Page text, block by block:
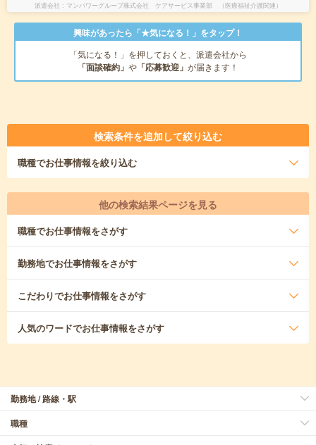
派遣会社 マンパワーグループ株式会社 ケアサービス事業部 （医療福祉介護関連）
興味があったら「★気になる！」をタップ！
「気になる！」を押しておくと、派遣会社から
「面談確約」 や 「応募歓迎」 が届きます！
検索条件を追加して絞り込む
職種でお仕事情報を絞り込む
他の検索結果ページを見る
職種でお仕事情報をさがす
勤務地でお仕事情報をさがす
こだわりでお仕事情報をさがす
人気のワードでお仕事情報をさがす
勤務地 / 路線・駅
職種